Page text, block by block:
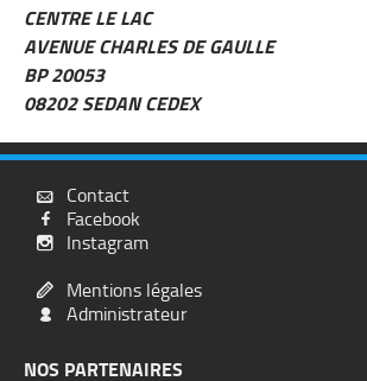
CENTRE LE LAC
AVENUE CHARLES DE GAULLE
BP 20053
08202 SEDAN CEDEX
 Contact
 Facebook
 Instagram
 Mentions légales
 Administrateur
NOS PARTENAIRES